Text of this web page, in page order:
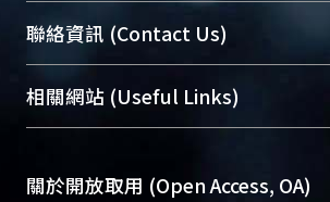
臺大位居世界頂尖大學之列，為永
展現本校豐碩的研究成果及學術能
機構典藏（NTUR）與學術庫（AH
台，成為臺大學術典藏NTU
成果。
聯絡資訊 (Contact Us)
總館學科館員(Main Library)
醫學圖書館學科館員(Medical
Sciences Library)
相關網站 (Useful Links)
關於開放取用 (Open Access, OA)